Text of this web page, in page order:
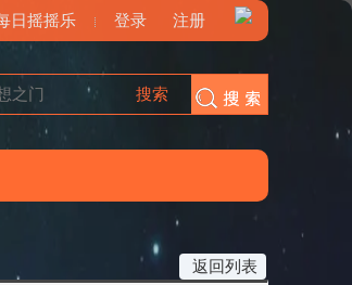
日摇摇乐 登录 注册
搜索
返回列表